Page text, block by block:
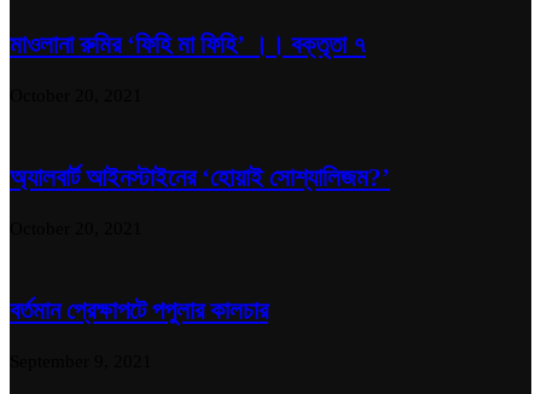
মাওলানা রুমির ‘ফিহি মা ফিহি’ ।। বক্তৃতা ৭
অ্যালবার্ট আইনস্টাইনের ‘হোয়াই সোশ্যালিজম?’
বর্তমান প্রেক্ষাপটে পপুলার কালচার